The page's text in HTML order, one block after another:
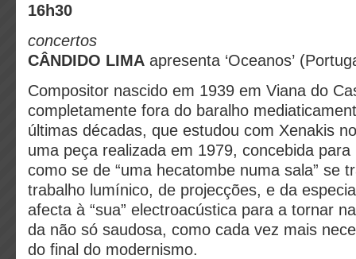
16h30
concertos
CÂNDIDO LIMA apresenta ‘Oceanos’
Compositor nascido em 1939 em Viana do
completamente fora do baralho
últimas décadas, que estudou com Xenakis no
uma peça realizada em 1979, concebida
como se de “uma hecatombe numa sala” se
trabalho lumínico, de projecções, e da
afecta à “sua” electroacústica para a tornar
da não só saudosa, como cada vez mais
do final do modernismo.